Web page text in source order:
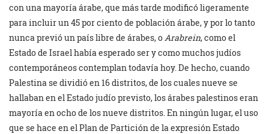
con una mayoría árabe, que más tarde modificó ligeramente
para incluir un 45 por ciento de población árabe, y por lo tanto
nunca previó un país libre de árabes, o Arabrein, como el
Estado de Israel había esperado ser y como muchos judíos
contemporáneos contemplan todavía hoy. De hecho, cuando
Palestina se dividió en 16 distritos, de los cuales nueve se
hallaban en el Estado judío previsto, los árabes palestinos eran
mayoría en ocho de los nueve distritos. En ningún lugar, el uso
que se hace en el Plan de Partición de la expresión Estado